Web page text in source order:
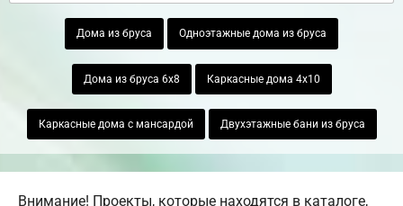
Дома из бруса Одноэтажные дома из бруса
Дома из бруса 6х8 Каркасные дома 4х10
Каркасные дома с мансардой Двухэтажные бани из бруса
Внимание! Проекты, которые находятся в каталоге,